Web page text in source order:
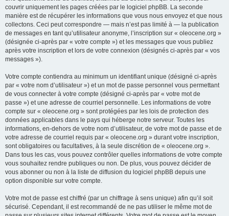
couvrir uniquement les pages créées par le logiciel phpBB. La seconde
manière est de récupérer les informations que vous nous envoyez et que nous
collectons. Ceci peut correspondre — mais n’est pas limité à — la publication
de messages en tant qu’utilisateur anonyme, l’inscription sur « oleocene.org »
(désignée ci-après par « votre compte ») et les messages que vous publiez
après votre inscription et lors de votre connexion (désignés ci-après par « vos
messages »).
Votre compte contiendra au minimum un identifiant unique (désigné ci-après
par « votre nom d’utilisateur ») et un mot de passe personnel vous permettant
de vous connecter à votre compte (désigné ci-après par « votre mot de
passe ») et une adresse de courriel personnelle. Les informations de votre
compte sur « oleocene.org » sont protégées par les lois de protection des
données applicables dans le pays qui héberge notre serveur. Toutes les
informations, en-dehors de votre nom d’utilisateur, de votre mot de passe et de
votre adresse de courriel requis par « oleocene.org » durant votre inscription,
sont obligatoires ou facultatives, à la seule discrétion de « oleocene.org ».
Dans tous les cas, vous pouvez contrôler quelles informations de votre compte
vous souhaitez rendre publiques ou non. De plus, vous pouvez décider de
vous abonner ou non à la liste de diffusion du logiciel phpBB depuis une
option disponible sur votre compte.
Votre mot de passe est chiffré (par un chiffrage à sens unique) afin qu’il soit
sécurisé. Cependant, il est recommandé de ne pas utiliser le même mot de